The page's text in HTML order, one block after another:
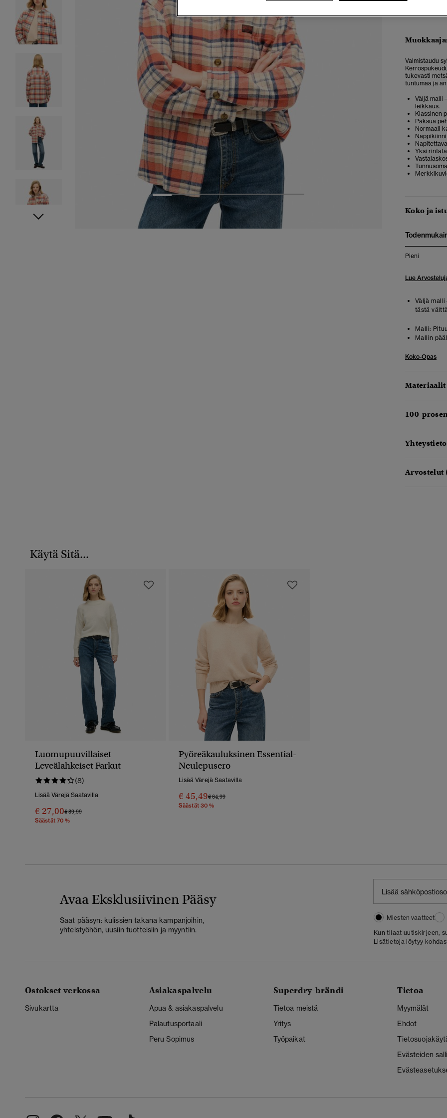
3 4 5 6
Valmistaudu
tukevasti
tuntumaa ja
Väljä malli
leikkaus.
Klassinen
Paksua
Normaali
Yksi
Koko ja
Pieni
Lue
Väljä malli
tästä
Malli:
Mallin
Koko-Opas
100-
Yhteystieto
Arvostelut
Käytä Sitä...
Luomupuuvillaiset
Leveälahkeiset Farkut
(8)
Lisää Värejä Saatavilla
€ 27,00Hinta Alennettu Hinnasta
€ 89,99Hintaan
Säästät 70 %
Pyöreäkauluksinen Essential-
Neulepusero
Lisää Värejä Saatavilla
€ 45,49Hinta Alennettu Hinnasta
€ 64,99Hintaan
Säästät 30 %
Avaa Eksklusiivinen Pääsy
Saat pääsyn: kulissien takana kampanjoihin,
yhteistyöhön, uusiin tuotteisiin ja myyntiin.
Miesten vaatteet
Kun tilaat uutiskirjeen,
Lisätietoja löytyy
Ostokset verkossa
Sivukartta
Asiakaspalvelu
Apua & asiakaspalvelu
Palautusportaali
Peru Sopimus
Superdry-brändi
Tietoa meistä
Yritys
Työpaikat
Tietoa
Myymälät
Ehdot
Evästeiden